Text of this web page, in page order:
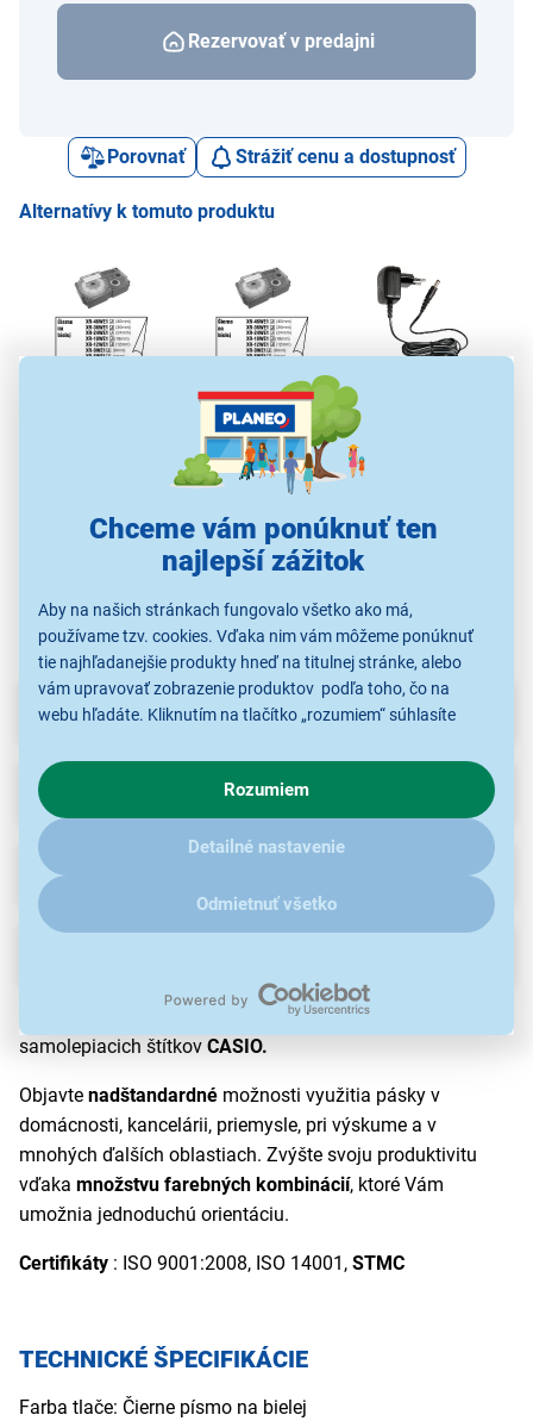
Chceme vám ponúknuť ten
najlepší zážitok
Aby na našich stránkach fungovalo všetko ako má,
používame tzv. cookies. Vďaka nim vám môžeme ponúknuť
tie najhľadanejšie produkty hneď na titulnej stránke, alebo
vám upravovať zobrazenie produktov podľa toho, čo na
webu hľadáte. Kliknutím na tlačítko „rozumiem“ súhlasíte
o chovaní na webe pre zobrazovaní cielených reklám.
V prípade že vás zaujímajú detaily, ako u nás s cookies a
ďalšími údaji pracujeme, kliknitesem.
Rozumiem
Detailné nastavenie
Odmietnuť všetko
Rezervovať v predajni
Porovnať Strážiť cenu a dostupnosť
Alternatívy k tomuto produktu
Pásky do tlačiarní
Casio XR 6 WE1
17,99 €
Pásky do tlačiarní
štítkov
Kalkulačky -
Gigaprint
určená pre tlačiarne
samolepiacich štítkov CASIO.
Objavte nadštandardné možnosti využitia pásky v
domácnosti, kancelárii, priemysle, pri výskume a v
mnohých ďalších oblastiach. Zvýšte svoju produktivitu
vďaka množstvu farebných kombinácií, ktoré Vám
umožnia jednoduchú orientáciu.
Certifikáty : ISO 9001:2008, ISO 14001, STMC
TECHNICKÉ ŠPECIFIKÁCIE
Farba tlače: Čierne písmo na bielej
Parametre
Recenzie